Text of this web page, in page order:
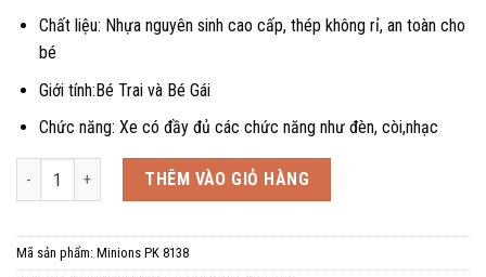
Chất liệu: Nhựa nguyên sinh cao cấp, thép không rỉ, an toàn cho
bé
Giới tính:Bé Trai và Bé Gái
Chức năng: Xe có đầy đủ các chức năng như đèn, còi,nhạc
Xe máy điện vespa cho bé Minions PK 8138, 2-4 tuổi số lượng
THÊM VÀO GIỎ HÀNG
Mã sản phẩm: Minions PK 8138